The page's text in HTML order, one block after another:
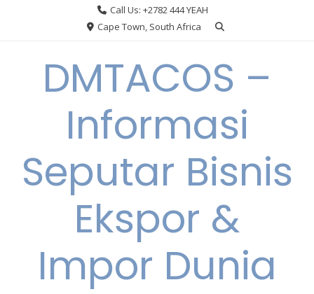
Call Us: +2782 444 YEAH
Cape Town, South Africa
DMTACOS –
Informasi
Seputar Bisnis
Ekspor &
Impor Dunia